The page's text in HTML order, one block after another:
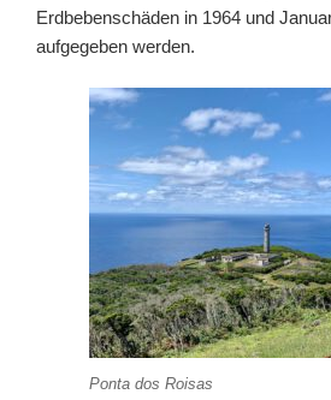
Erdbebenschäden in 1964 und
aufgegeben werden.
Ponta dos Roisas